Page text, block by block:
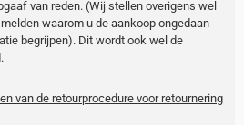
van reden. (Wij stellen overigens wel
waarom u de aankoop ongedaan
begrijpen). Dit wordt ook wel de
van de retourprocedure voor retournering